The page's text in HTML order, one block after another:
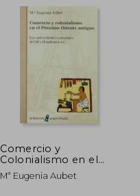
Comercio y
Colonialismo en el
Proximo Oriente
Antiguo: Los Antece
Mª Eugenia Aubet